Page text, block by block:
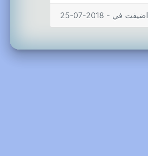
اضيفت في - 2018-07-25